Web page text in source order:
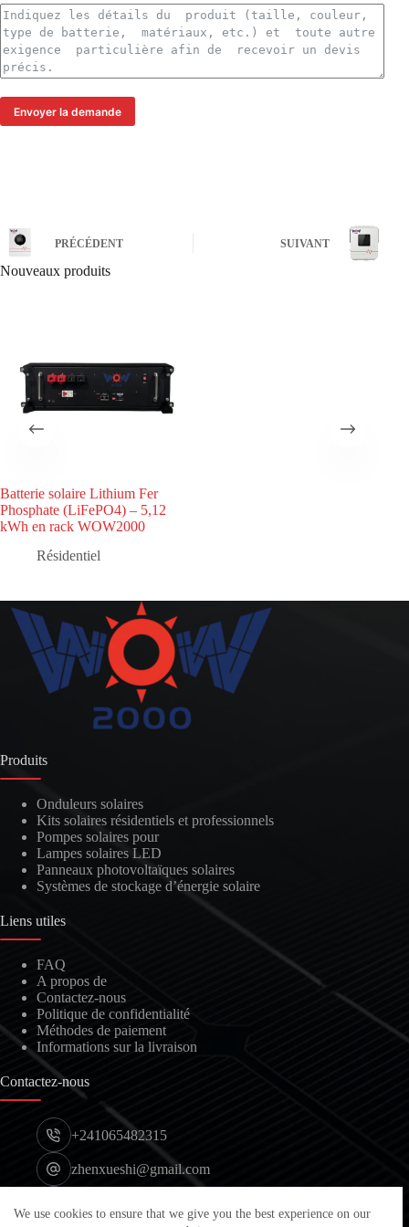
We use cookies to ensure that we give you the best experience on our
Envoyer la demande
PRÉCÉDENT SUIVANT
Nouveaux produits
Batterie solaire Lithium Fer
Phosphate (LiFePO4) – 5,12
kWh en rack WOW2000
Résidentiel
Produits
Onduleurs solaires
Kits solaires résidentiels et professionnels
Pompes solaires pour
Lampes solaires LED
Panneaux photovoltaïques solaires
Systèmes de stockage d’énergie solaire
Liens utiles
FAQ
A propos de
Contactez-nous
Politique de confidentialité
Méthodes de paiement
Informations sur la livraison
Contactez-nous
+241065482315
zhenxueshi@gmail.com